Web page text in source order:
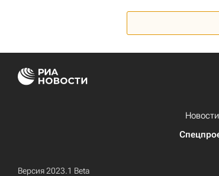
Новости
Версия 2023.1 Beta